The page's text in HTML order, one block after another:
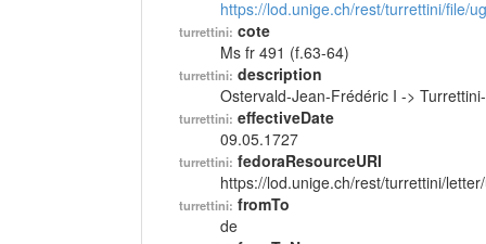
https://lod.unige.ch/rest/turrettini/file/
turrettini: cote
Ms fr 491 (f.63-64)
turrettini: description
Ostervald-Jean-Frédéric I ->
turrettini: effectiveDate
09.05.1727
turrettini: fedoraResourceURI
https://lod.unige.ch/rest/turrettini/
turrettini: fromTo
de